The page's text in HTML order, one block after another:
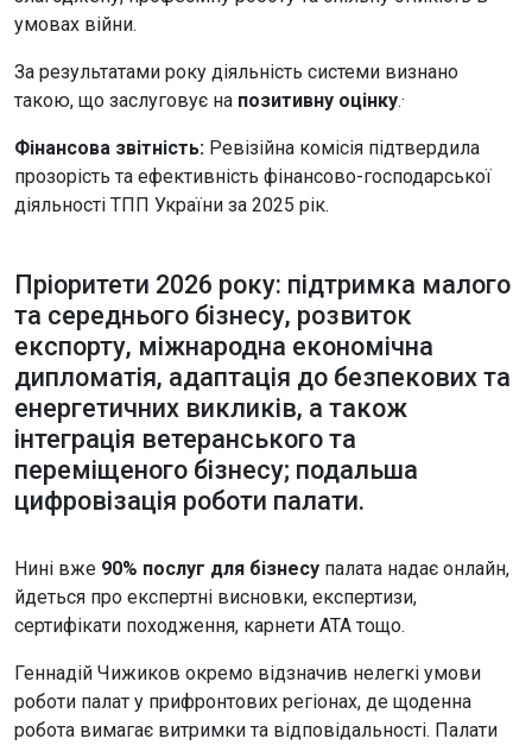
умовах війни.
За результатами року діяльність системи визнано
такою, що заслуговує на позитивну оцінку.·
Фінансова звітність: Ревізійна комісія підтвердила
прозорість та ефективність фінансово-господарської
діяльності ТПП України за 2025 рік.
Пріоритети 2026 року: підтримка малого
та середнього бізнесу, розвиток
експорту, міжнародна економічна
дипломатія, адаптація до безпекових та
енергетичних викликів, а також
інтеграція ветеранського та
переміщеного бізнесу; подальша
цифровізація роботи палати.
Нині вже 90% послуг для бізнесу палата надає онлайн,
йдеться про експертні висновки, експертизи,
сертифікати походження, карнети АТА тощо.
Геннадій Чижиков окремо відзначив нелегкі умови
роботи палат у прифронтових регіонах, де щоденна
робота вимагає витримки та відповідальності. Палати